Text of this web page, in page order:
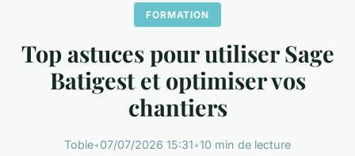
FORMATION
Top astuces pour utiliser Sage
Batigest et optimiser vos
chantiers
Tobie•07/07/2026 15:31•10 min de lecture